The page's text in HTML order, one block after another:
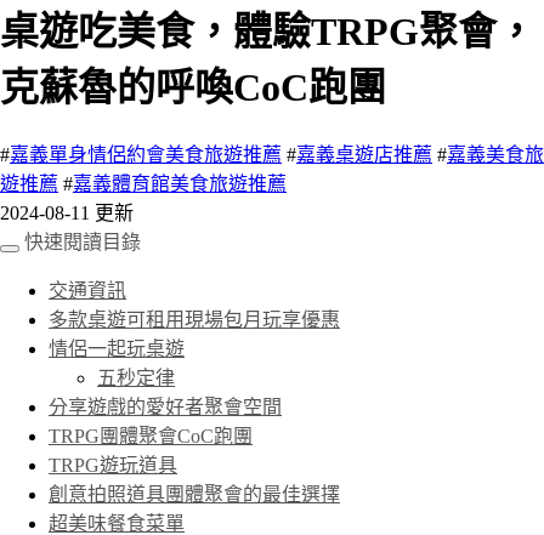
桌遊吃美食，體驗TRPG聚會，
克蘇魯的呼喚CoC跑團
#嘉義單身情侶約會美食旅遊推薦 #嘉義桌遊店推薦 #嘉義美食旅
遊推薦 #嘉義體育館美食旅遊推薦
2024-08-11 更新
快速閱讀目錄
交通資訊
多款桌遊可租用現場包月玩享優惠
情侶一起玩桌遊
五秒定律
分享遊戲的愛好者聚會空間
TRPG團體聚會CoC跑團
TRPG遊玩道具
創意拍照道具團體聚會的最佳選擇
超美味餐食菜單